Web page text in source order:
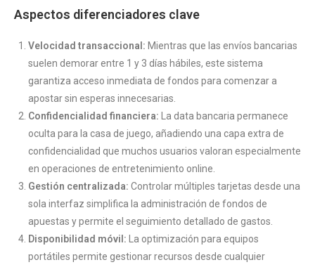
Aspectos diferenciadores clave
Velocidad transaccional: Mientras que las envíos bancarias
suelen demorar entre 1 y 3 días hábiles, este sistema
garantiza acceso inmediata de fondos para comenzar a
apostar sin esperas innecesarias.
Confidencialidad financiera: La data bancaria permanece
oculta para la casa de juego, añadiendo una capa extra de
confidencialidad que muchos usuarios valoran especialmente
en operaciones de entretenimiento online.
Gestión centralizada: Controlar múltiples tarjetas desde una
sola interfaz simplifica la administración de fondos de
apuestas y permite el seguimiento detallado de gastos.
Disponibilidad móvil: La optimización para equipos
portátiles permite gestionar recursos desde cualquier